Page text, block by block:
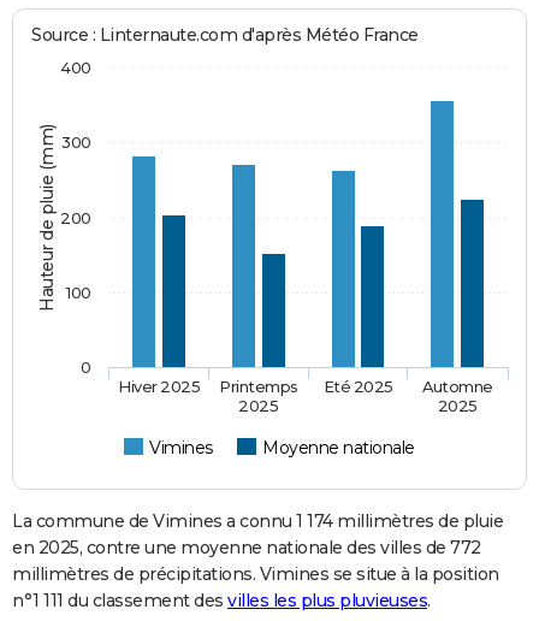
Hauteur de pluie (mm)
Source : Linternaute.com d'après Météo France
Vimines Moyenne nationale
Hiver 2025
Printemps
2025
Eté 2025
Automne
2025
0
100
200
300
400
La commune de Vimines a connu 1 174 millimètres de pluie
en 2025, contre une moyenne nationale des villes de 772
millimètres de précipitations. Vimines se situe à la position
n°1 111 du classement des villes les plus pluvieuses.